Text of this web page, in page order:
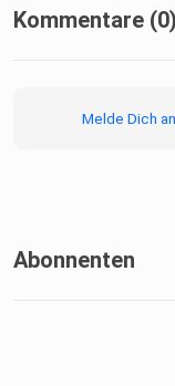
Kommentare (0)
Melde Dich
Abonnenten